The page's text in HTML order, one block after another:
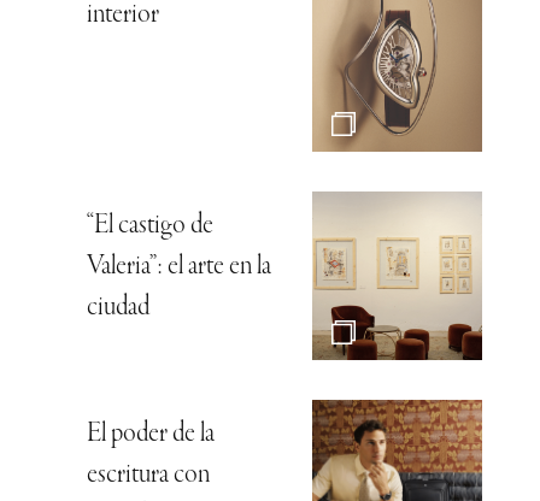
interior
“El castigo de
Valeria”: el arte en la
ciudad
El poder de la
escritura con